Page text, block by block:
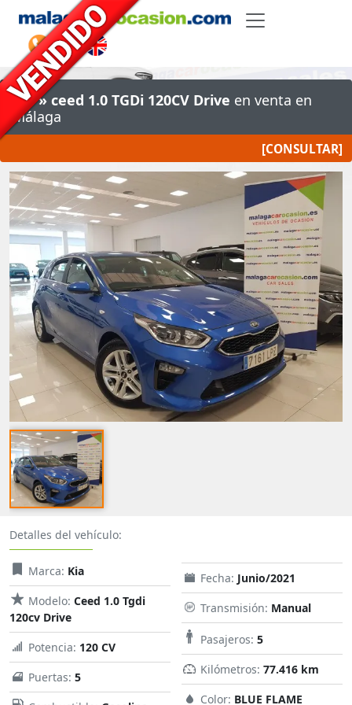
Kia» ceed 1.0 TGDi 120CV Drive en venta en
Málaga
[CONSULTAR]
Detalles del vehículo:
Marca: Kia
Modelo: Ceed 1.0 Tgdi
120cv Drive
Potencia: 120 CV
Puertas: 5
Fecha: Junio/2021
Transmisión: Manual
Pasajeros: 5
Kilómetros: 77.416 km
Color: BLUE FLAME